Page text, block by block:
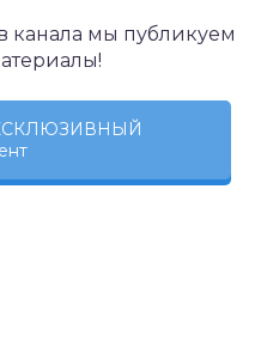
канала мы публикуем